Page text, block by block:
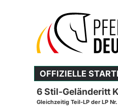
OFFIZIELLE
6 Stil-Geländeritt
Gleichzeitig Teil-LP der LP